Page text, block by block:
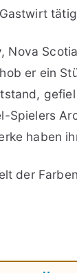
Nova
er ein
Spielers
haben
der